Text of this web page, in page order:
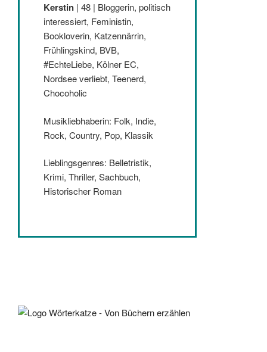
Kerstin | 48 | Bloggerin, politisch
interessiert, Feministin,
Bookloverin, Katzennärrin,
Frühlingskind, BVB,
#EchteLiebe, Kölner EC,
Nordsee verliebt, Teenerd,
Chocoholic
Musikliebhaberin: Folk, Indie,
Rock, Country, Pop, Klassik
Lieblingsgenres: Belletristik,
Krimi, Thriller, Sachbuch,
Historischer Roman